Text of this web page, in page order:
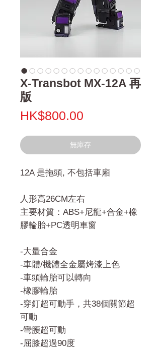
X-Transbot MX-12A 再
版
HK$800.00
無庫存
12A 是拖頭, 不包括車廂
人形高26CM左右
主要材質：ABS+尼龍+合金+橡
膠輪胎+PC透明車窗
-大量合金
-車體/機體全金屬烤漆上色
-車頭輪胎可以轉向
-橡膠輪胎
-穿釘超可動手，共38個關節超
可動
-彎腰超可動
-屈膝超過90度